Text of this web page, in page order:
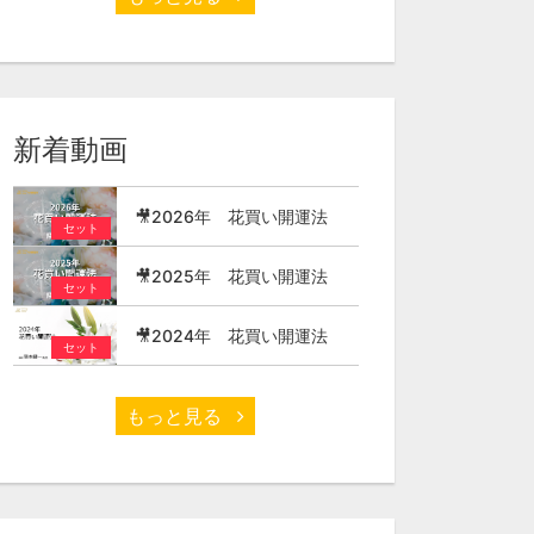
新着動画
セット
🎥2026年 花買い開運法
セット
🎥2025年 花買い開運法
セット
🎥2024年 花買い開運法
もっと見る